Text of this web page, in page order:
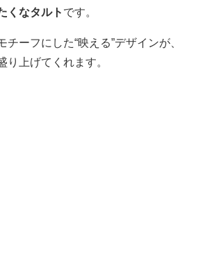
くなタルト です。
ーフにした“映える”デザインが、
り上げてくれます。